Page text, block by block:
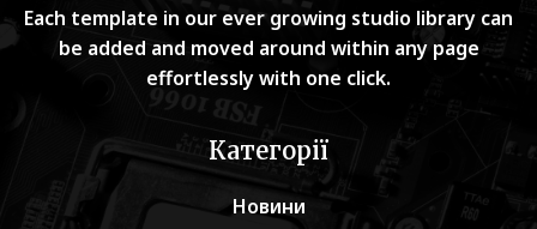
Each template in our ever growing studio library can
be added and moved around within any page
effortlessly with one click.
Категорії
Новини